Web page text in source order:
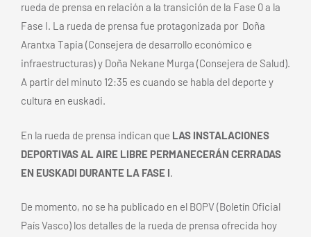
rueda de prensa en relación a la transición de la Fase 0 a la
Fase I. La rueda de prensa fue protagonizada por Doña
Arantxa Tapia (Consejera de desarrollo económico e
infraestructuras) y Doña Nekane Murga (Consejera de Salud).
A partir del minuto 12:35 es cuando se habla del deporte y
cultura en euskadi.
En la rueda de prensa indican que LAS INSTALACIONES
DEPORTIVAS AL AIRE LIBRE PERMANECERÁN CERRADAS
EN EUSKADI DURANTE LA FASE I.
De momento, no se ha publicado en el BOPV (Boletín Oficial
País Vasco) los detalles de la rueda de prensa ofrecida hoy